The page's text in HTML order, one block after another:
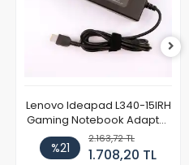
Lenovo Ideapad L340-15IRH
Gaming Notebook Adaptör
Cihazı Şarj Aleti (150W)
%21
2.163,72 TL
1.708,20 TL